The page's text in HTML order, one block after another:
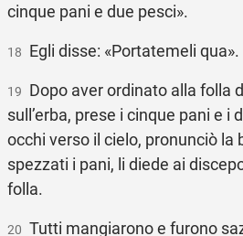
cinque pani e due pesci».
18 Egli disse: «Portatemeli qua».
19 Dopo aver ordinato alla folla
sull’erba, prese i cinque pani e i
occhi verso il cielo, pronunciò la
spezzati i pani, li diede ai
folla.
20 Tutti mangiarono e furono